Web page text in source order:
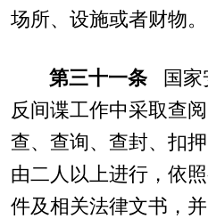
场所、设施或者财物。
第三十一条国家
反间谍工作中采取查
查、查询、查封、扣
由二人以上进行，依
件及相关法律文书，